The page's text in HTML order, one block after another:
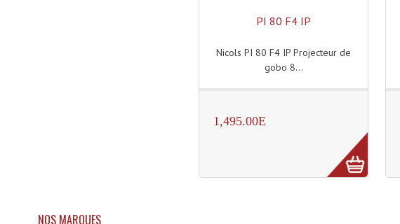
PI 80 F4 IP
Nicols PI 80 F4 IP Projecteur de
gobo 8...
1,495.00E
NOS MARQUES